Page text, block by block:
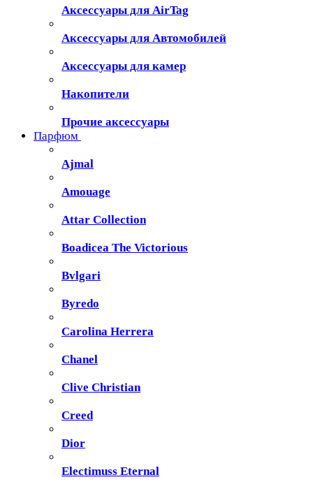
Аксессуары для AirTag
Аксессуары для Автомобилей
Аксессуары для камер
Накопители
Прочие аксессуары
Парфюм
Ajmal
Amouage
Attar Collection
Boadicea The Victorious
Bvlgari
Byredo
Carolina Herrera
Chanel
Clive Christian
Creed
Dior
Electimuss Eternal